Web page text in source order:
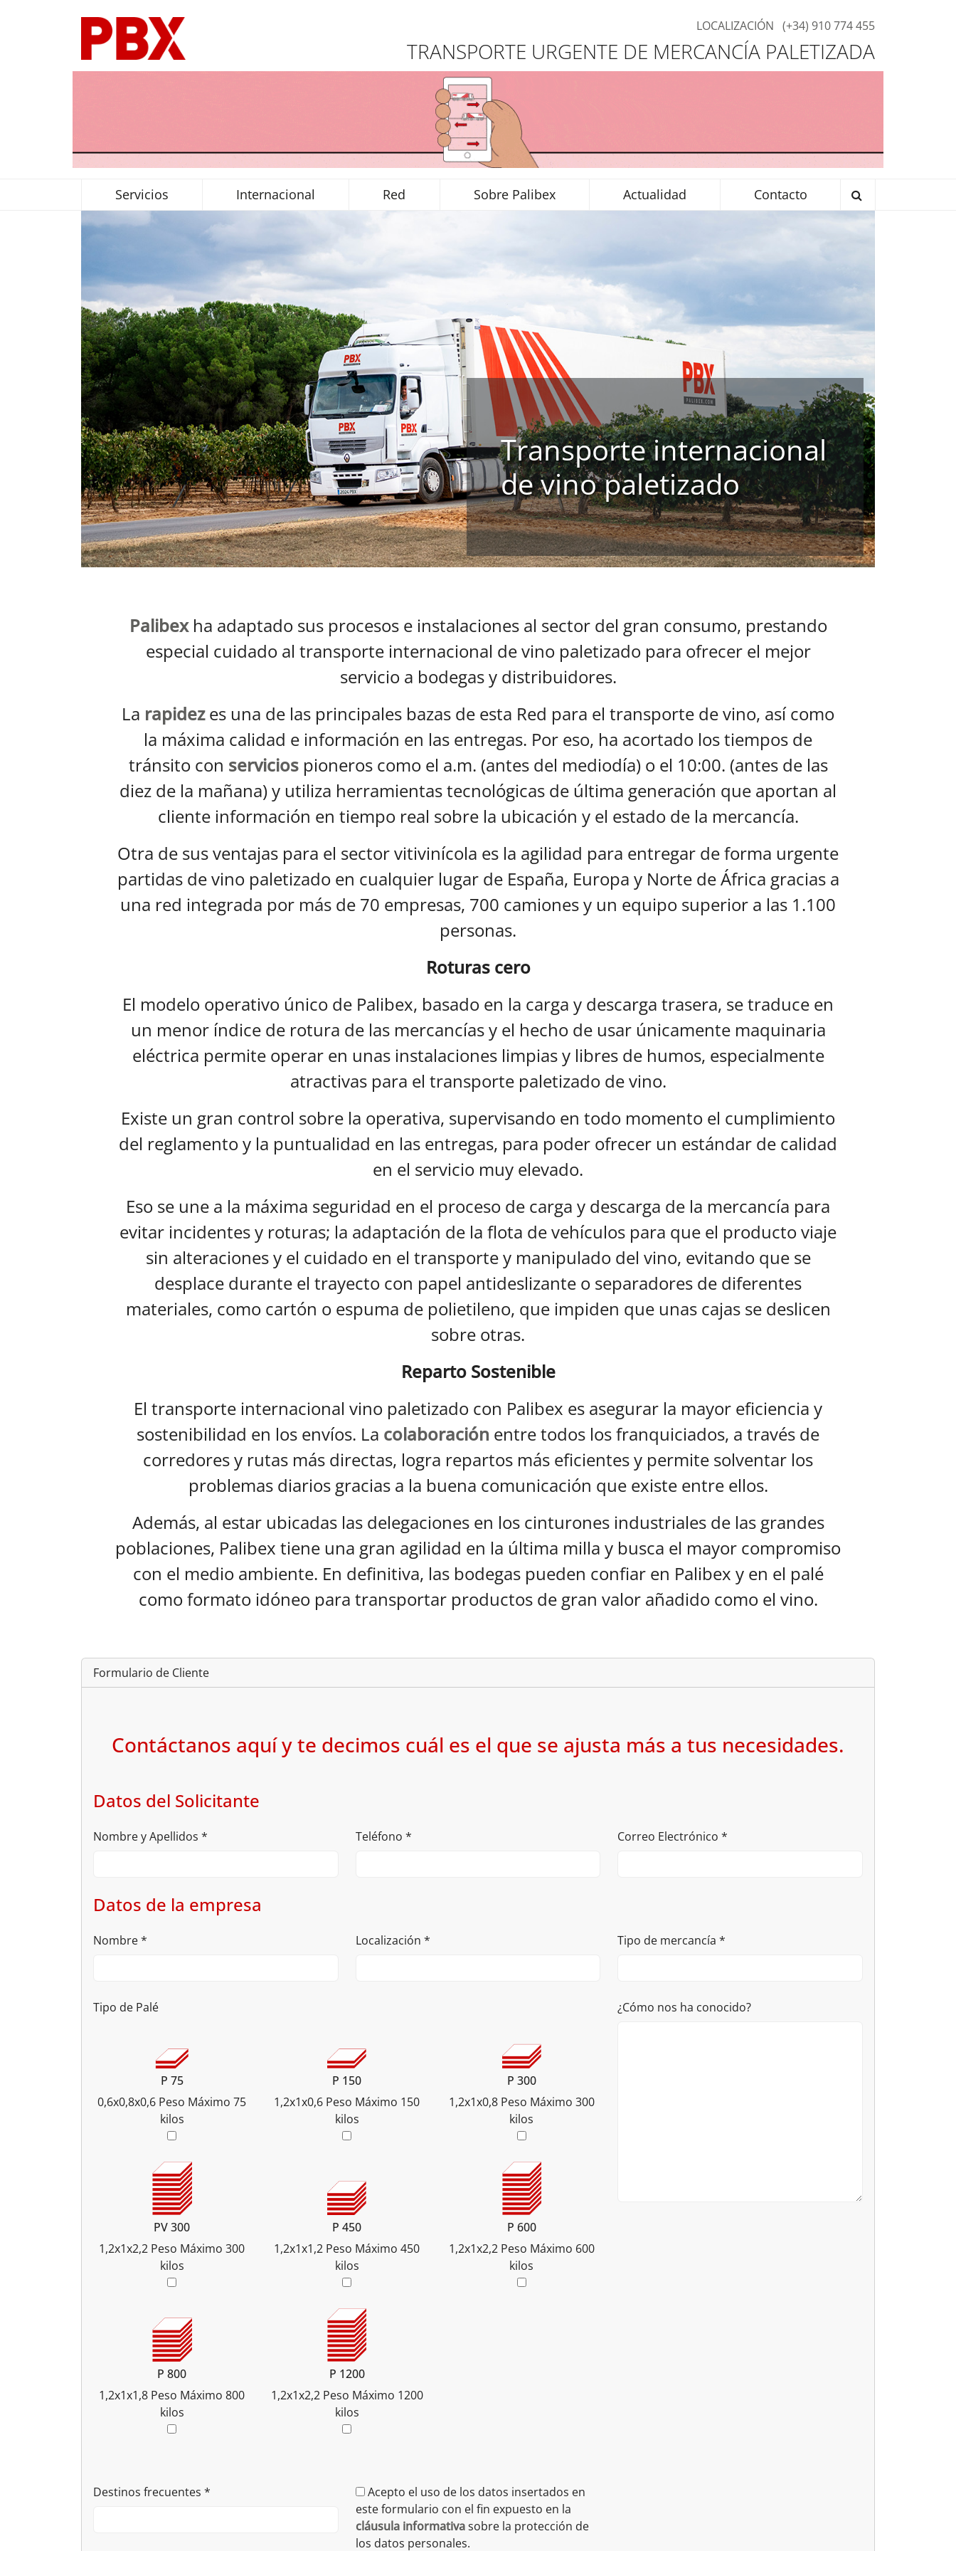
LOCALIZACIÓN (+34) 910 774 455
TRANSPORTE URGENTE DE MERCANCÍA PALETIZADA
Servicios Internacional Red Sobre Palibex Actualidad Contacto
Transporte internacional
de vino paletizado
Palibexha adaptado sus procesos e instalaciones al sector del gran consumo, prestando
especial cuidado al transporte internacional de vino paletizado para ofrecer el mejor
servicio a bodegas y distribuidores.
La rapidez es una de las principales bazas de esta Red para el transporte de vino, así como
la máxima calidad e información en las entregas. Por eso, ha acortado los tiempos de
tránsito con serviciospioneros como el a.m. (antes del mediodía) o el 10:00. (antes de las
diez de la mañana) y utiliza herramientas tecnológicas de última generación que aportan al
cliente información en tiempo real sobre la ubicación y el estado de la mercancía.
Otra de sus ventajas para el sector vitivinícola es la agilidad para entregar de forma urgente
partidas de vino paletizado en cualquier lugar de España, Europa y Norte de África gracias a
una red integrada por más de 70 empresas, 700 camiones y un equipo superior a las 1.100
personas.
Roturas cero
El modelo operativo único de Palibex, basado en la carga y descarga trasera, se traduce en
un menor índice de rotura de las mercancías y el hecho de usar únicamente maquinaria
eléctrica permite operar en unas instalaciones limpias y libres de humos, especialmente
atractivas para el transporte paletizado de vino.
Existe un gran control sobre la operativa, supervisando en todo momento el cumplimiento
del reglamento y la puntualidad en las entregas, para poder ofrecer un estándar de calidad
en el servicio muy elevado.
Eso se une a la máxima seguridad en el proceso de carga y descarga de la mercancía para
evitar incidentes y roturas; la adaptación de la flota de vehículos para que el producto viaje
sin alteraciones y el cuidado en el transporte y manipulado del vino, evitando que se
desplace durante el trayecto con papel antideslizante o separadores de diferentes
materiales, como cartón o espuma de polietileno, que impiden que unas cajas se deslicen
sobre otras.
Reparto Sostenible
El transporte internacional vino paletizado con Palibex es asegurar la mayor eficiencia y
sostenibilidad en los envíos. La colaboración entre todos los franquiciados, a través de
corredores y rutas más directas, logra repartos más eficientes y permite solventar los
problemas diarios gracias a la buena comunicación que existe entre ellos.
Además, al estar ubicadas las delegaciones en los cinturones industriales de las grandes
poblaciones, Palibex tiene una gran agilidad en la última milla y busca el mayor compromiso
con el medio ambiente. En definitiva, las bodegas pueden confiar en Palibex y en el palé
como formato idóneo para transportar productos de gran valor añadido como el vino.
Formulario de Cliente
Contáctanos aquí y te decimos cuál es el que se ajusta más a tus necesidades.
Datos del Solicitante
Nombre y Apellidos * Teléfono * Correo Electrónico*
Datos de la empresa
Nombre* Localización * Tipo de mercancía*
Tipo de Palé
P 75
0,6x0,8x0,6 Peso Máximo 75
kilos
P 150
1,2x1x0,6 Peso Máximo 150
kilos
P 300
1,2x1x0,8 Peso Máximo 300
kilos
PV 300
1,2x1x2,2 Peso Máximo 300
kilos
P 450
1,2x1x1,2 Peso Máximo 450
kilos
P 600
1,2x1x2,2 Peso Máximo 600
kilos
P 800
1,2x1x1,8 Peso Máximo 800
kilos
P 1200
1,2x1x2,2 Peso Máximo 1200
kilos
¿Cómo nos ha conocido?
Destinos frecuentes *
Acepto el uso de los datos insertados en
este formulario con el fin expuesto en la
cláusula informativasobre la protección de
los datos personales.